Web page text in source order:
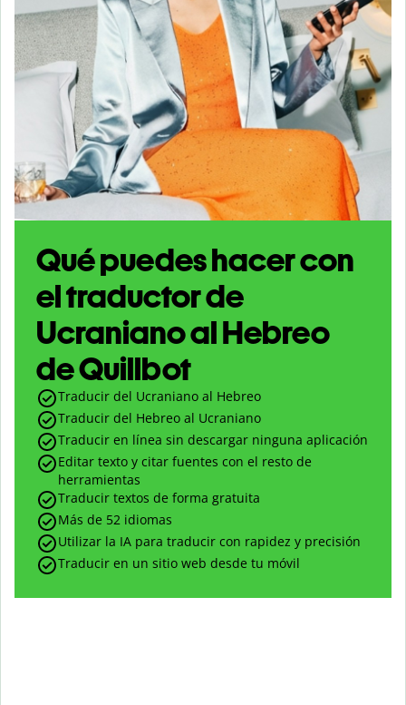
Qué puedes hacer con
el traductor de
Ucraniano al Hebreo
de Quillbot
Traducir del Ucraniano al Hebreo
Traducir del Hebreo al Ucraniano
Traducir en línea sin descargar ninguna aplicación
Editar texto y citar fuentes con el resto de
herramientas
Traducir textos de forma gratuita
Más de 52 idiomas
Utilizar la IA para traducir con rapidez y precisión
Traducir en un sitio web desde tu móvil